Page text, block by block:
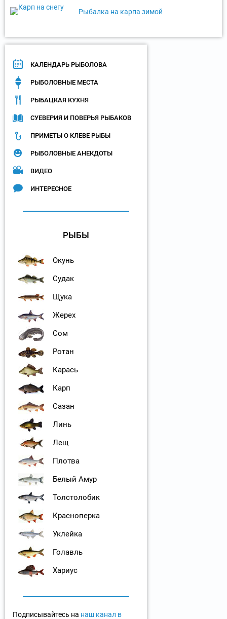
Рыбалка на карпа зимой
КАЛЕНДАРЬ РЫБОЛОВА
РЫБОЛОВНЫЕ МЕСТА
РЫБАЦКАЯ КУХНЯ
СУЕВЕРИЯ И ПОВЕРЬЯ РЫБАКОВ
ПРИМЕТЫ О КЛЕВЕ РЫБЫ
РЫБОЛОВНЫЕ АНЕКДОТЫ
ВИДЕО
ИНТЕРЕСНОЕ
РЫБЫ
Окунь
Судак
Щука
Жерех
Сом
Ротан
Карась
Карп
Сазан
Линь
Лещ
Плотва
Белый Амур
Толстолобик
Красноперка
Уклейка
Голавль
Хариус
Подписывайтесь на наш канал в